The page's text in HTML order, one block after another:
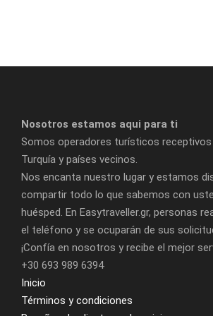
recibido y trasladado a su hotel para
noche.
DÍA 5
CAPADOCIA - TOUR DE DÍA
NORTE DE CAPADOCIA
Nuestro primer encuentro real con el
marciano de Capadocia es en el valle de
Visitamos las «chimeneas de hadas» de
la voz del viento armoniza con los cantos
Nosotros estamos aqui para ti
Somos operadores turísticos receptivos
Turquía y países vecinos.
Nos encanta nuestro lugar y estamos
compartir todo lo que sabemos con
huésped. En Easytraveller.gr, personas
el teléfono y se ocuparán de sus
¡Confía en nosotros y recibe el mejor
+30 693 989 6394
Inicio
Términos y condiciones